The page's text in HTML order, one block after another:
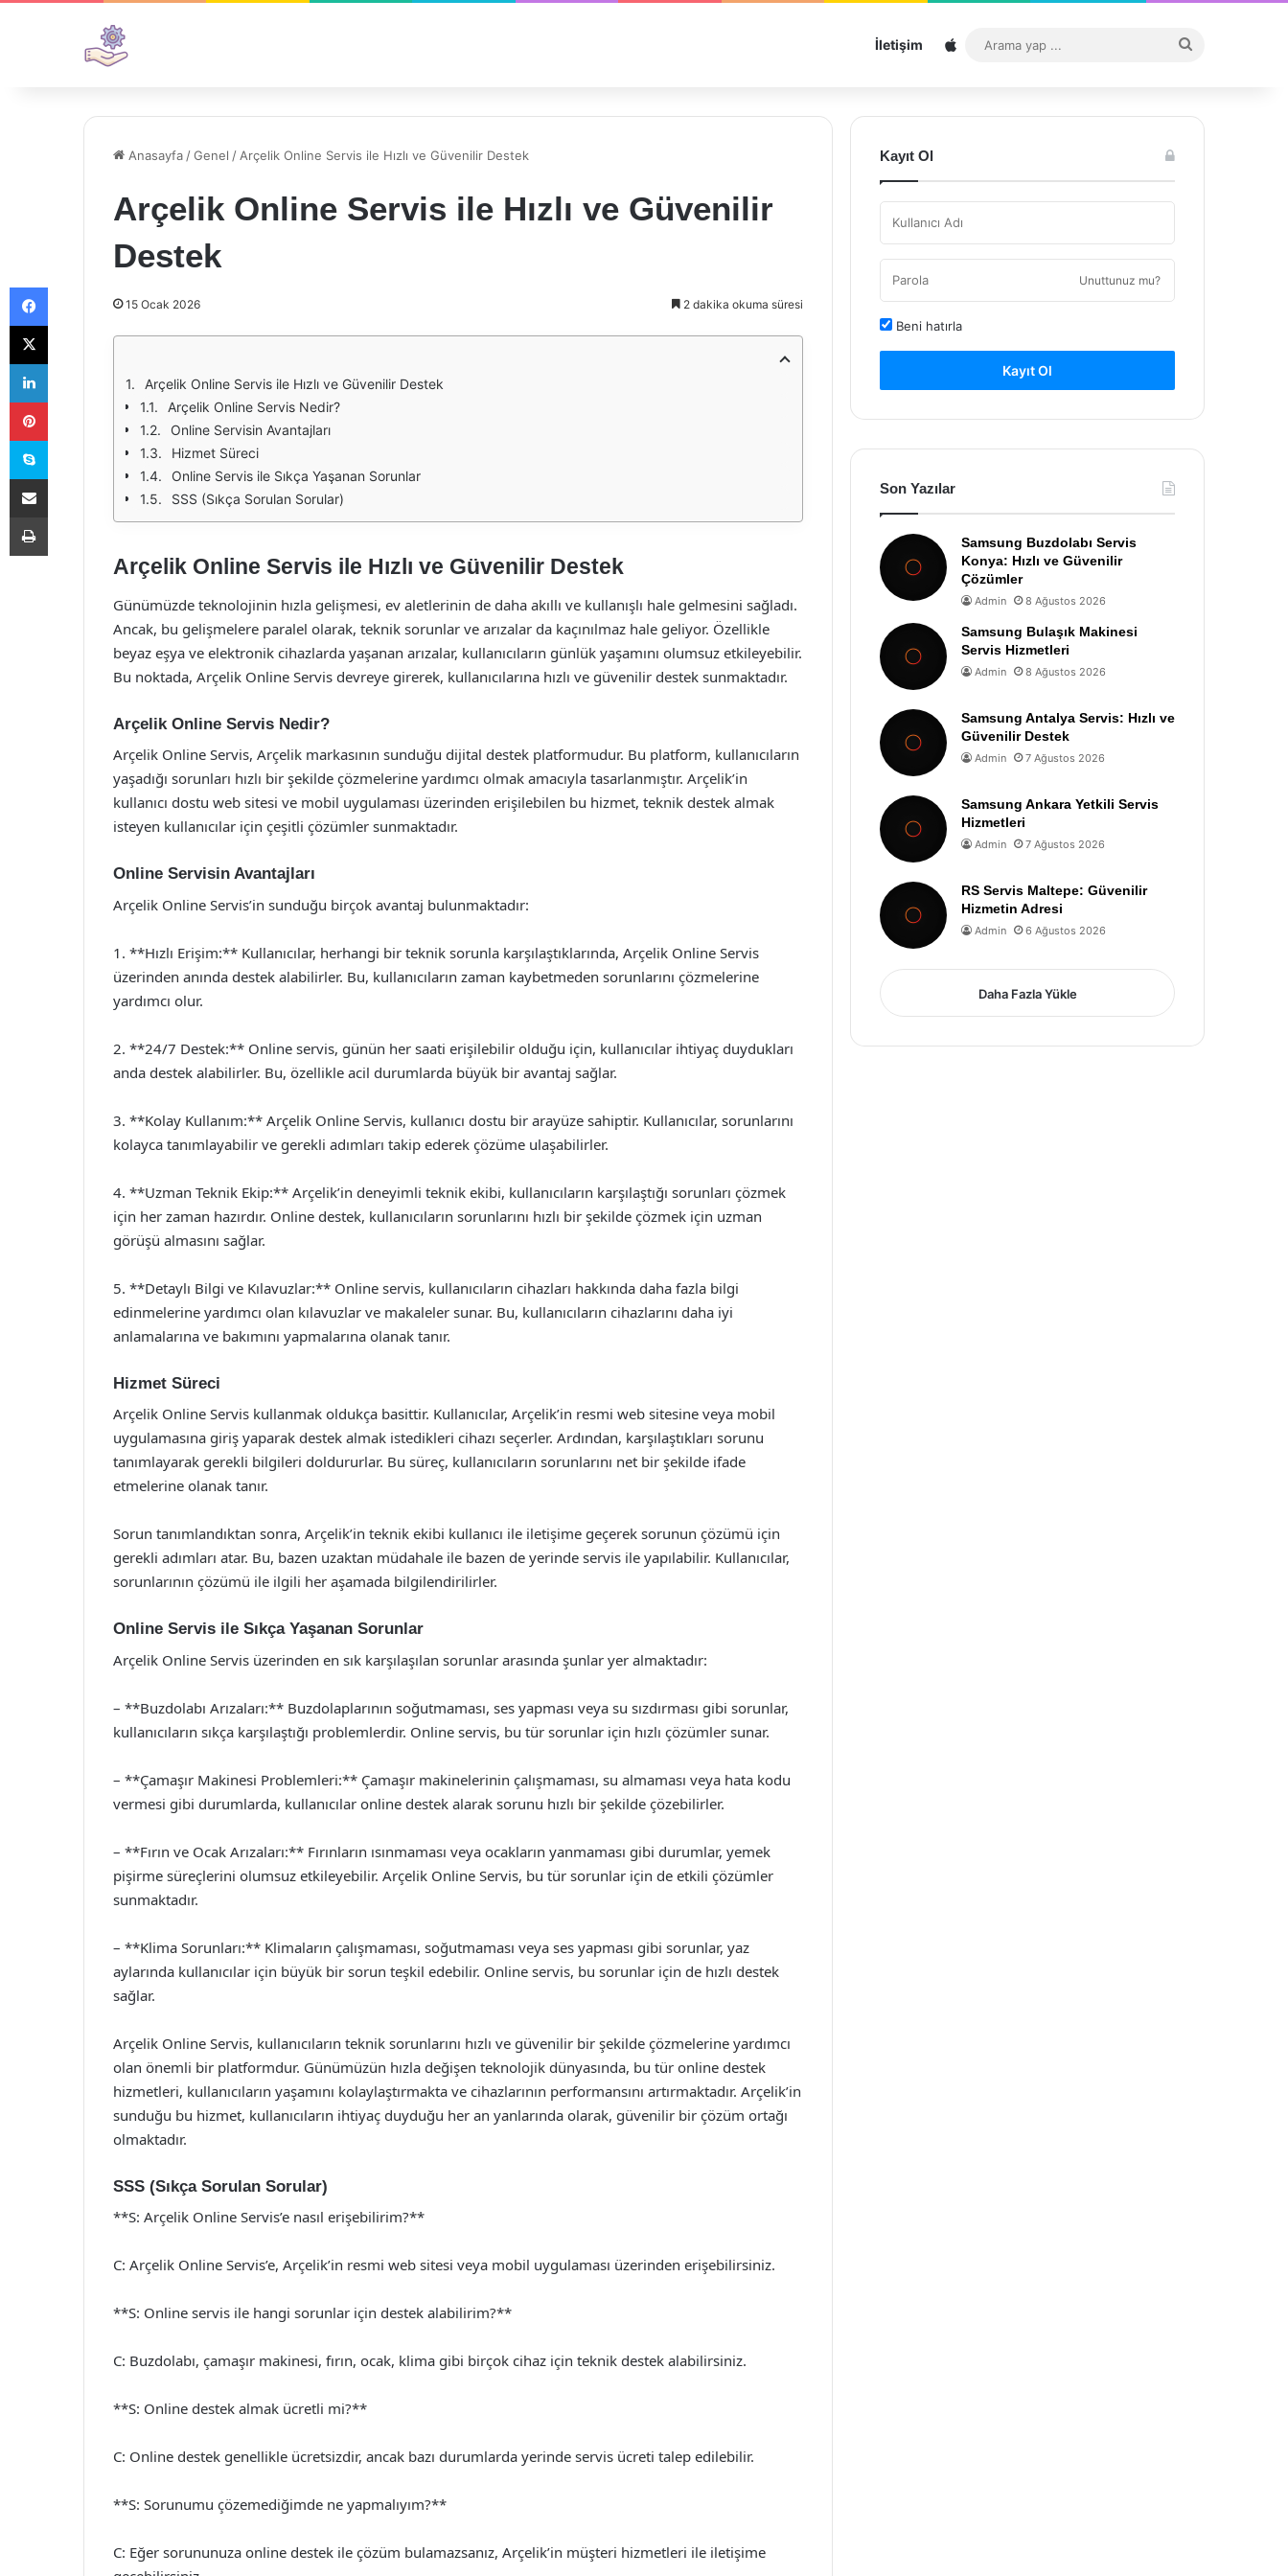
İletişim Sitemap
...
Anasayfa /Genel / Arçelik Online Servis ile Hızlı ve Güvenilir Destek
Arçelik Online Servis ile Hızlı ve Güvenilir
Destek
15 Ocak 2026 2 dakika okuma süresi
Arçelik Online Servis ile Hızlı ve Güvenilir Destek
Arçelik Online Servis Nedir?
Online Servisin Avantajları
Hizmet Süreci
Online Servis ile Sıkça Yaşanan Sorunlar
SSS (Sıkça Sorulan Sorular)
Arçelik Online Servis ile Hızlı ve Güvenilir Destek
Günümüzde teknolojinin hızla gelişmesi, ev aletlerinin de daha akıllı ve kullanışlı hale gelmesini sağladı.
Ancak, bu gelişmelere paralel olarak, teknik sorunlar ve arızalar da kaçınılmaz hale geliyor. Özellikle
beyaz eşya ve elektronik cihazlarda yaşanan arızalar, kullanıcıların günlük yaşamını olumsuz etkileyebilir.
Bu noktada, Arçelik Online Servis devreye girerek, kullanıcılarına hızlı ve güvenilir destek sunmaktadır.
Arçelik Online Servis Nedir?
Arçelik Online Servis, Arçelik markasının sunduğu dijital destek platformudur. Bu platform, kullanıcıların
yaşadığı sorunları hızlı bir şekilde çözmelerine yardımcı olmak amacıyla tasarlanmıştır. Arçelik’in
kullanıcı dostu web sitesi ve mobil uygulaması üzerinden erişilebilen bu hizmet, teknik destek almak
isteyen kullanıcılar için çeşitli çözümler sunmaktadır.
Online Servisin Avantajları
Arçelik Online Servis’in sunduğu birçok avantaj bulunmaktadır:
1. **Hızlı Erişim:** Kullanıcılar, herhangi bir teknik sorunla karşılaştıklarında, Arçelik Online Servis
üzerinden anında destek alabilirler. Bu, kullanıcıların zaman kaybetmeden sorunlarını çözmelerine
yardımcı olur.
2. **24/7 Destek:** Online servis, günün her saati erişilebilir olduğu için, kullanıcılar ihtiyaç duydukları
anda destek alabilirler. Bu, özellikle acil durumlarda büyük bir avantaj sağlar.
3. **Kolay Kullanım:** Arçelik Online Servis, kullanıcı dostu bir arayüze sahiptir. Kullanıcılar, sorunlarını
kolayca tanımlayabilir ve gerekli adımları takip ederek çözüme ulaşabilirler.
4. **Uzman Teknik Ekip:** Arçelik’in deneyimli teknik ekibi, kullanıcıların karşılaştığı sorunları çözmek
için her zaman hazırdır. Online destek, kullanıcıların sorunlarını hızlı bir şekilde çözmek için uzman
görüşü almasını sağlar.
5. **Detaylı Bilgi ve Kılavuzlar:** Online servis, kullanıcıların cihazları hakkında daha fazla bilgi
edinmelerine yardımcı olan kılavuzlar ve makaleler sunar. Bu, kullanıcıların cihazlarını daha iyi
anlamalarına ve bakımını yapmalarına olanak tanır.
Hizmet Süreci
Arçelik Online Servis kullanmak oldukça basittir. Kullanıcılar, Arçelik’in resmi web sitesine veya mobil
uygulamasına giriş yaparak destek almak istedikleri cihazı seçerler. Ardından, karşılaştıkları sorunu
tanımlayarak gerekli bilgileri doldururlar. Bu süreç, kullanıcıların sorunlarını net bir şekilde ifade
etmelerine olanak tanır.
Sorun tanımlandıktan sonra, Arçelik’in teknik ekibi kullanıcı ile iletişime geçerek sorunun çözümü için
gerekli adımları atar. Bu, bazen uzaktan müdahale ile bazen de yerinde servis ile yapılabilir. Kullanıcılar,
sorunlarının çözümü ile ilgili her aşamada bilgilendirilirler.
Online Servis ile Sıkça Yaşanan Sorunlar
Arçelik Online Servis üzerinden en sık karşılaşılan sorunlar arasında şunlar yer almaktadır:
– **Buzdolabı Arızaları:** Buzdolaplarının soğutmaması, ses yapması veya su sızdırması gibi sorunlar,
kullanıcıların sıkça karşılaştığı problemlerdir. Online servis, bu tür sorunlar için hızlı çözümler sunar.
– **Çamaşır Makinesi Problemleri:** Çamaşır makinelerinin çalışmaması, su almaması veya hata kodu
vermesi gibi durumlarda, kullanıcılar online destek alarak sorunu hızlı bir şekilde çözebilirler.
– **Fırın ve Ocak Arızaları:** Fırınların ısınmaması veya ocakların yanmaması gibi durumlar, yemek
pişirme süreçlerini olumsuz etkileyebilir. Arçelik Online Servis, bu tür sorunlar için de etkili çözümler
sunmaktadır.
– **Klima Sorunları:** Klimaların çalışmaması, soğutmaması veya ses yapması gibi sorunlar, yaz
aylarında kullanıcılar için büyük bir sorun teşkil edebilir. Online servis, bu sorunlar için de hızlı destek
sağlar.
Arçelik Online Servis, kullanıcıların teknik sorunlarını hızlı ve güvenilir bir şekilde çözmelerine yardımcı
olan önemli bir platformdur. Günümüzün hızla değişen teknolojik dünyasında, bu tür online destek
hizmetleri, kullanıcıların yaşamını kolaylaştırmakta ve cihazlarının performansını artırmaktadır. Arçelik’in
sunduğu bu hizmet, kullanıcıların ihtiyaç duyduğu her an yanlarında olarak, güvenilir bir çözüm ortağı
olmaktadır.
SSS (Sıkça Sorulan Sorular)
**S: Arçelik Online Servis’e nasıl erişebilirim?**
C: Arçelik Online Servis’e, Arçelik’in resmi web sitesi veya mobil uygulaması üzerinden erişebilirsiniz.
**S: Online servis ile hangi sorunlar için destek alabilirim?**
C: Buzdolabı, çamaşır makinesi, fırın, ocak, klima gibi birçok cihaz için teknik destek alabilirsiniz.
**S: Online destek almak ücretli mi?**
C: Online destek genellikle ücretsizdir, ancak bazı durumlarda yerinde servis ücreti talep edilebilir.
**S: Sorunumu çözemediğimde ne yapmalıyım?**
C: Eğer sorununuza online destek ile çözüm bulamazsanız, Arçelik’in müşteri hizmetleri ile iletişime
Kayıt Ol
Unuttunuz mu?
Beni hatırla
Kayıt Ol
Son Yazılar
Samsung Buzdolabı Servis
Konya: Hızlı ve Güvenilir
Çözümler
Admin 8 Ağustos 2026
Samsung Bulaşık Makinesi
Servis Hizmetleri
Admin 8 Ağustos 2026
Samsung Antalya Servis: Hızlı ve
Güvenilir Destek
Admin 7 Ağustos 2026
Samsung Ankara Yetkili Servis
Hizmetleri
Admin 7 Ağustos 2026
RS Servis Maltepe: Güvenilir
Hizmetin Adresi
Admin 6 Ağustos 2026
Daha Fazla Yükle
Facebook
X
LinkedIn
Pinterest
Skype
E-Posta ile paylaş